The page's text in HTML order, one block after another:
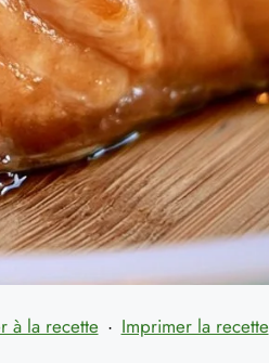
à la recette · Imprimer la recette